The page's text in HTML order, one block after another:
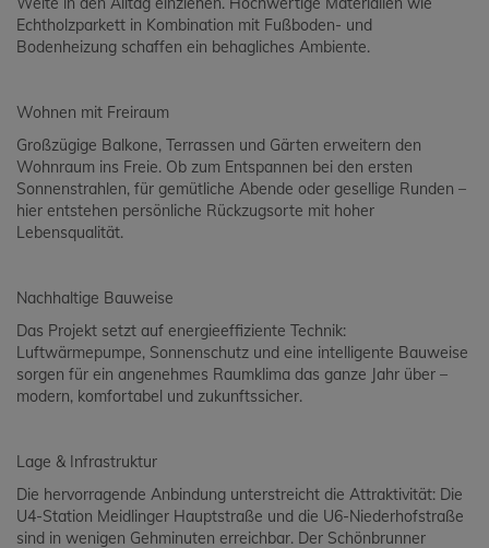
Echtholzparkett in Kombination mit Fußboden- und
Bodenheizung schaffen ein behagliches Ambiente.
Wohnen mit Freiraum
Großzügige Balkone, Terrassen und Gärten erweitern den
Wohnraum ins Freie. Ob zum Entspannen bei den ersten
Sonnenstrahlen, für gemütliche Abende oder gesellige Runden –
hier entstehen persönliche Rückzugsorte mit hoher
Lebensqualität.
Nachhaltige Bauweise
Das Projekt setzt auf energieeffiziente Technik:
Luftwärmepumpe, Sonnenschutz und eine intelligente Bauweise
sorgen für ein angenehmes Raumklima das ganze Jahr über –
modern, komfortabel und zukunftssicher.
Lage & Infrastruktur
Die hervorragende Anbindung unterstreicht die Attraktivität: Die
U4-Station Meidlinger Hauptstraße und die U6-Niederhofstraße
sind in wenigen Gehminuten erreichbar. Der Schönbrunner